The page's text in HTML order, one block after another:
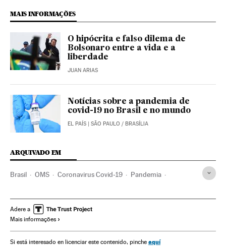
MAIS INFORMAÇÕES
O hipócrita e falso dilema de
Bolsonaro entre a vida e a
liberdade
JUAN ARIAS
Notícias sobre a pandemia de
covid-19 no Brasil e no mundo
EL PAÍS | SÃO PAULO / BRASÍLIA
ARQUIVADO EM
Brasil OMS Coronavirus Covid-19 Pandemia
Ministério Saúde Jair Bolsonaro
Crises políticas Luiz Henrique Mandetta
Adere a
Mais informações
Si está interesado en licenciar este contenido, pinche aquí